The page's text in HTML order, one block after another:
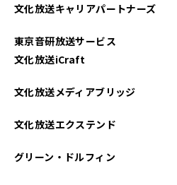
文化放送キャリアパートナーズ
東京音研放送サービス
文化放送iCraft
文化放送メディアブリッジ
文化放送エクステンド
グリーン・ドルフィン